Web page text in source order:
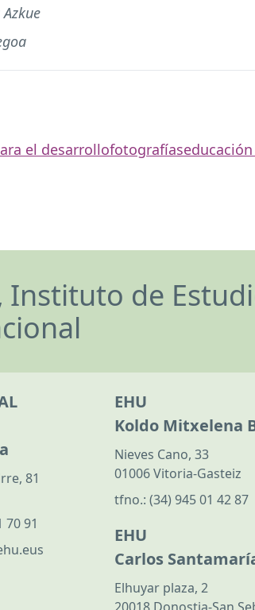
el desarrollofotografías
Instituto de
81
70 91
EHU
Koldo Mitxelena
Nieves Cano, 33
01006 Vitoria-Gasteiz
tfno.: (34) 945 01 42 87
EHU
Carlos
Elhuyar plaza, 2